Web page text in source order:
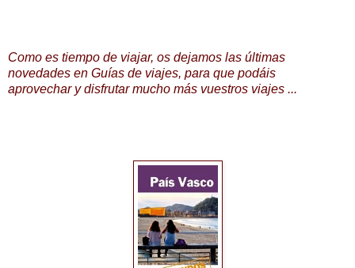
Como es tiempo de viajar, os dejamos las últimas
novedades en Guías de viajes, para que podáis
aprovechar y disfrutar mucho más vuestros viajes ...